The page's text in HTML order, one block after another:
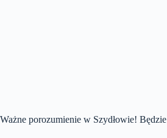
Ważne porozumienie w Szydłowie!